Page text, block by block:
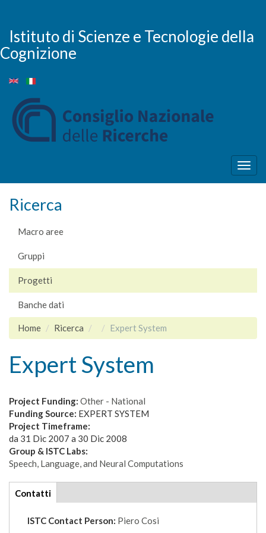
contenuto
principale
Istituto di Scienze e Tecnologie della
Cognizione
Ricerca
Macro aree
Gruppi
Progetti
Banche dati
Home Ricerca Expert System
Expert System
Project Funding: Other - National
Funding Source: EXPERT SYSTEM
Project Timeframe:
da 31 Dic 2007 a 30 Dic 2008
Group & ISTC Labs:
Speech, Language, and Neural Computations
tabs
Contatti
attiva)
ISTC Contact Person: Piero Cosi